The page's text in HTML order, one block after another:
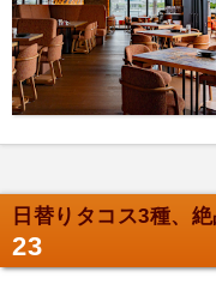
日替りタコス3種、絶
23